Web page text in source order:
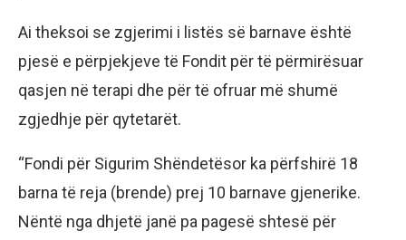
Ai theksoi se zgjerimi i listës së barnave është
pjesë e përpjekjeve të Fondit për të përmirësuar
qasjen në terapi dhe për të ofruar më shumë
zgjedhje për qytetarët.
“Fondi për Sigurim Shëndetësor ka përfshirë 18
barna të reja (brende) prej 10 barnave gjenerike.
Nëntë nga dhjetë janë pa pagesë shtesë për